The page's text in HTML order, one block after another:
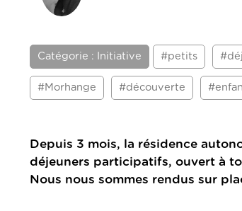
Catégorie : Initiative #petits
#Morhange #découverte
Depuis 3 mois, la résidence
déjeuners participatifs, ouvert à
Nous nous sommes rendus sur